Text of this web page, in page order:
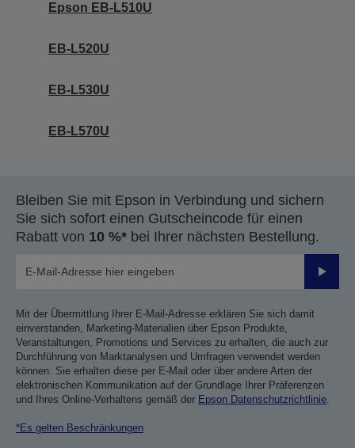
Epson EB-L510U
EB-L520U
EB-L530U
EB-L570U
Bleiben Sie mit Epson in Verbindung und sichern
Sie sich sofort einen Gutscheincode für einen
Rabatt von 10 %* bei Ihrer nächsten Bestellung.
Mit der Übermittlung Ihrer E-Mail-Adresse erklären Sie sich damit
einverstanden, Marketing-Materialien über Epson Produkte,
Veranstaltungen, Promotions und Services zu erhalten, die auch zur
Durchführung von Marktanalysen und Umfragen verwendet werden
können. Sie erhalten diese per E-Mail oder über andere Arten der
elektronischen Kommunikation auf der Grundlage Ihrer Präferenzen
und Ihres Online-Verhaltens gemäß der Epson Datenschutzrichtlinie.
*Es gelten Beschränkungen